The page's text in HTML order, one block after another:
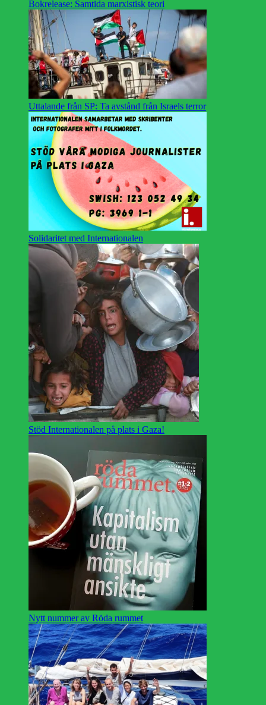
Bokrelease: Samtida marxistisk teori
Uttalande från SP: Ta avstånd från Israels terror
Solidaritet med Internationalen
Stöd Internationalen på plats i Gaza!
Nytt nummer av Röda rummet